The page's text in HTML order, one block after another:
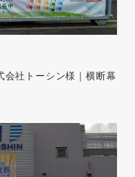
会社トーシン様｜横断幕